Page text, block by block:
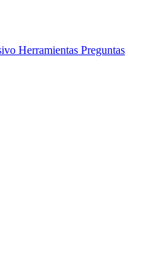
Herramientas Preguntas